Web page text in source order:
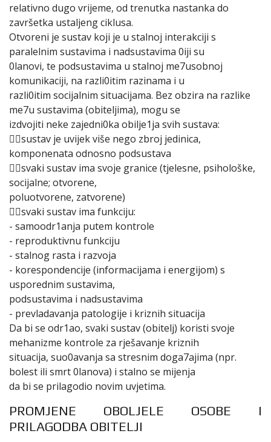
relativno dugo vrijeme, od trenutka nastanka do
završetka ustaljeng ciklusa.
Otvoreni je sustav koji je u stalnoj interakciji s
paralelnim sustavima i nadsustavima 0iji su
0lanovi, te podsustavima u stalnoj me7usobnoj
komunikaciji, na razli0itim razinama i u
razli0itim socijalnim situacijama. Bez obzira na razlike
me7u sustavima (obiteljima), mogu se
izdvojiti neke zajedni0ka obilje1ja svih sustava:
sustav je uvijek više nego zbroj jedinica,
komponenata odnosno podsustava
svaki sustav ima svoje granice (tjelesne, psihološke,
socijalne; otvorene,
poluotvorene, zatvorene)
svaki sustav ima funkciju:
- samoodr1anja putem kontrole
- reproduktivnu funkciju
- stalnog rasta i razvoja
- korespondencije (informacijama i energijom) s
usporednim sustavima,
podsustavima i nadsustavima
- prevladavanja patologije i kriznih situacija
Da bi se odr1ao, svaki sustav (obitelj) koristi svoje
mehanizme kontrole za rješavanje kriznih
situacija, suo0avanja sa stresnim doga7ajima (npr.
bolest ili smrt 0lanova) i stalno se mijenja
da bi se prilagodio novim uvjetima.
PROMJENE OBOLJELE OSOBE I
PRILAGODBA OBITELJI